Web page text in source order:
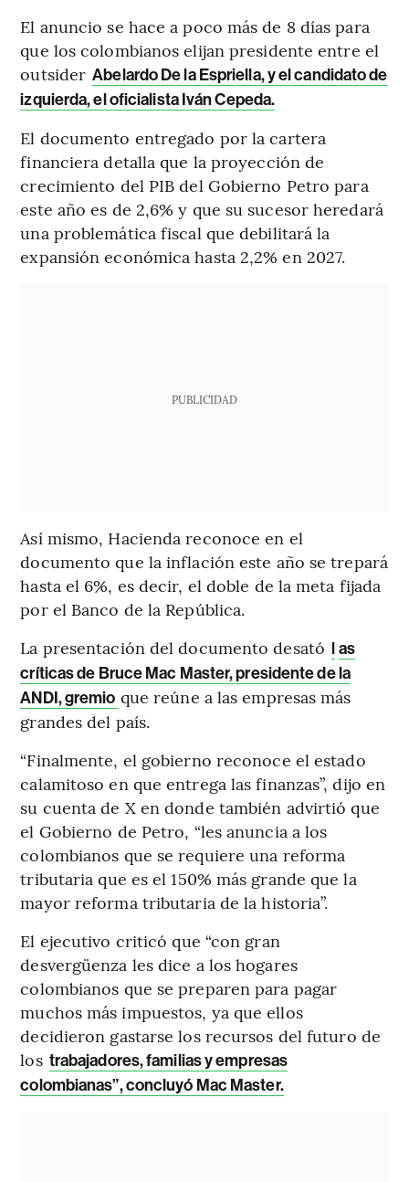
El anuncio se hace a poco más de 8 días para
que los colombianos elijan presidente entre el
outsider Abelardo De la Espriella, y el candidato de
izquierda, el oficialista Iván Cepeda.
El documento entregado por la cartera
financiera detalla que la proyección de
crecimiento del PIB del Gobierno Petro para
este año es de 2,6% y que su sucesor heredará
una problemática fiscal que debilitará la
expansión económica hasta 2,2% en 2027.
PUBLICIDAD
Así mismo, Hacienda reconoce en el
documento que la inflación este año se trepará
hasta el 6%, es decir, el doble de la meta fijada
por el Banco de la República.
La presentación del documento desató las
críticas de Bruce Mac Master, presidente de la
ANDI, gremio que reúne a las empresas más
grandes del país.
“Finalmente, el gobierno reconoce el estado
calamitoso en que entrega las finanzas”, dijo en
su cuenta de X en donde también advirtió que
el Gobierno de Petro, “les anuncia a los
colombianos que se requiere una reforma
tributaria que es el 150% más grande que la
mayor reforma tributaria de la historia”.
El ejecutivo criticó que “con gran
desvergüenza les dice a los hogares
colombianos que se preparen para pagar
muchos más impuestos, ya que ellos
decidieron gastarse los recursos del futuro de
los trabajadores, familias y empresas
colombianas”, concluyó Mac Master.